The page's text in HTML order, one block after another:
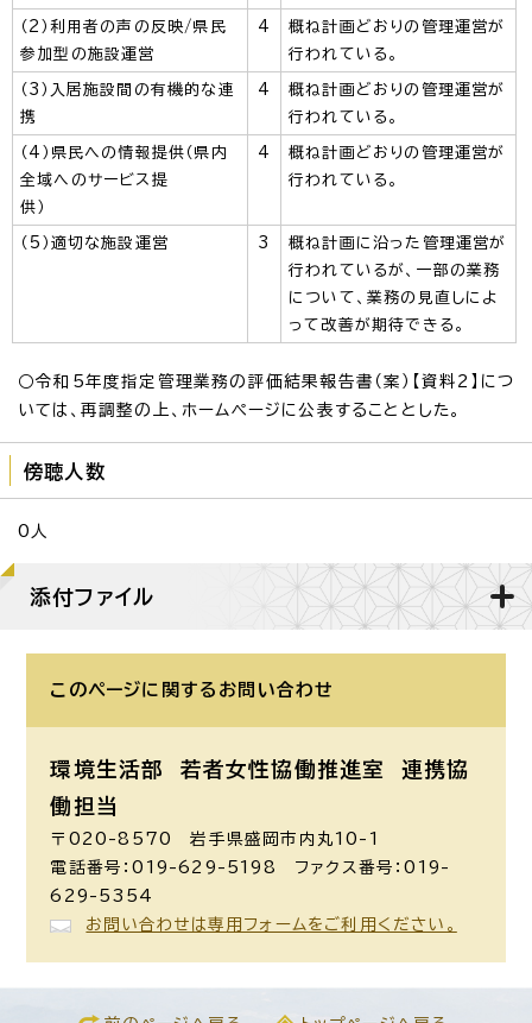
（2）利用者の声の反映/県民
参加型の施設運営
4
概ね計画どおりの管理運営が
行われている。
（3）入居施設間の有機的な連
携
4
概ね計画どおりの管理運営が
行われている。
（4）県民への情報提供（県内
全域へのサービス提
供）
4
概ね計画どおりの管理運営が
行われている。
（5）適切な施設運営 3
概ね計画に沿った管理運営が
行われているが、一部の業務
について、業務の見直しによ
って改善が期待できる。
○令和5年度指定管理業務の評価結果報告書（案）【資料2】につ
いては、再調整の上、ホームページに公表することとした。
傍聴人数
0人
添付ファイル
このページに関する お問い合わせ
環境生活部 若者女性協働推進室
連携協
働担当
〒020-8570 岩手県盛岡市内丸10-1
電話番号：019-629-5198 ファクス番号：019-
629-5354
お問い合わせは専用フォームをご利用ください。